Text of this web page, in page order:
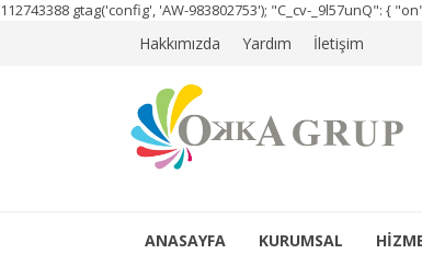
112743388 gtag('config', 'AW-983802753'); "C_cv-_9l57unQ": {
Hakkımızda Yardım İletişim
ANASAYFA KURUMSAL